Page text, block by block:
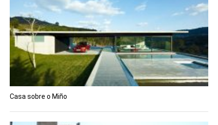
Casa sobre o Miño